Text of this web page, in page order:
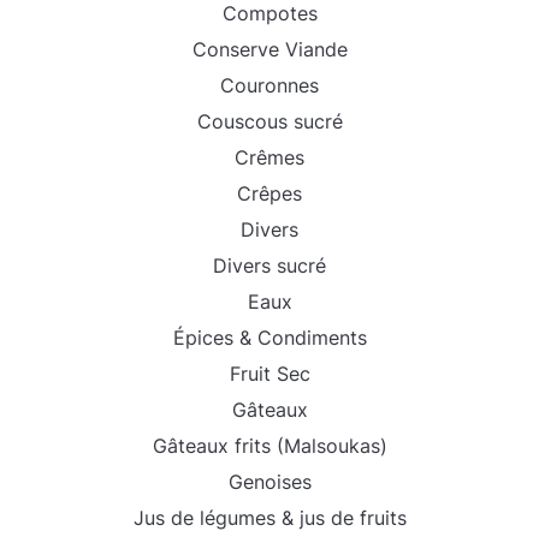
Compotes
Conserve Viande
Couronnes
Couscous sucré
Crêmes
Crêpes
Divers
Divers sucré
Eaux
Épices & Condiments
Fruit Sec
Gâteaux
Gâteaux frits (Malsoukas)
Genoises
Jus de légumes & jus de fruits